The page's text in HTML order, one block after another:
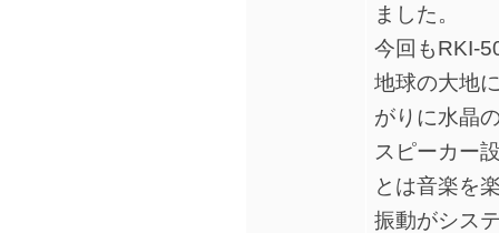
ました。
今回もRKI-
地球の大地
がりに水晶
スピーカー
とは音楽を
振動がシス